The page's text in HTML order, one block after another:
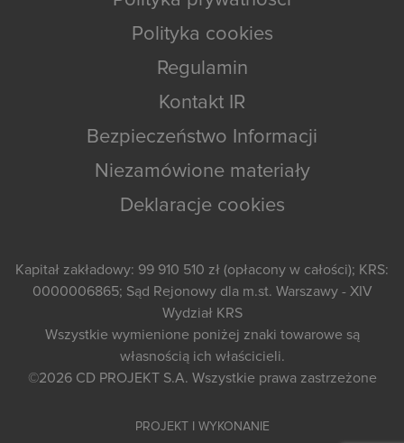
Polityka cookies
Regulamin
Kontakt IR
Bezpieczeństwo Informacji
Niezamówione materiały
Deklaracje cookies
Kapitał zakładowy: 99 910 510 zł (opłacony w całości); KRS:
0000006865; Sąd Rejonowy dla m.st. Warszawy - XIV
Wydział KRS
Wszystkie wymienione poniżej znaki towarowe są
własnością ich właścicieli.
©2026 CD PROJEKT S.A. Wszystkie prawa zastrzeżone
PROJEKT I WYKONANIE